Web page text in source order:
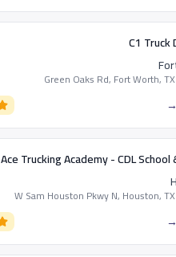
C1 Truck
→
Ace Trucking Academy - CDL
→